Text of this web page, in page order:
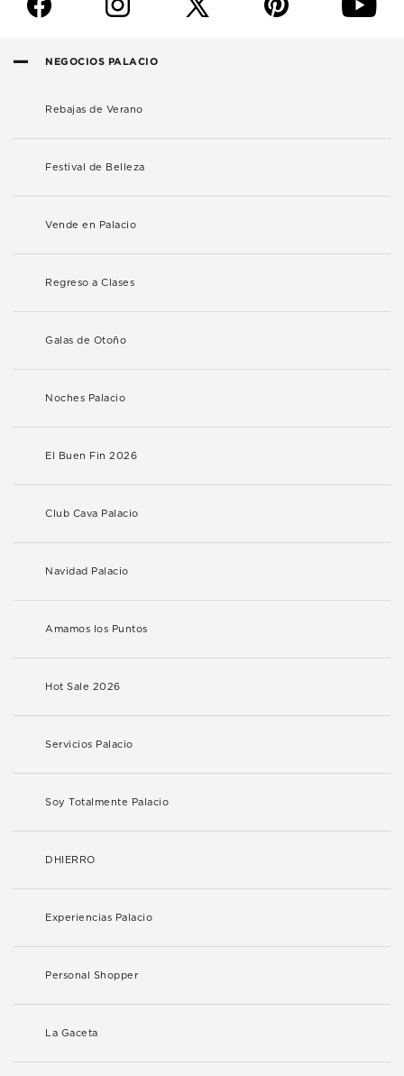
NEGOCIOS PALACIO
Rebajas de Verano
Festival de Belleza
Vende en Palacio
Regreso a Clases
Galas de Otoño
Noches Palacio
El Buen Fin 2026
Club Cava Palacio
Navidad Palacio
Amamos los Puntos
Hot Sale 2026
Servicios Palacio
Soy Totalmente Palacio
DHIERRO
Experiencias Palacio
Personal Shopper
La Gaceta